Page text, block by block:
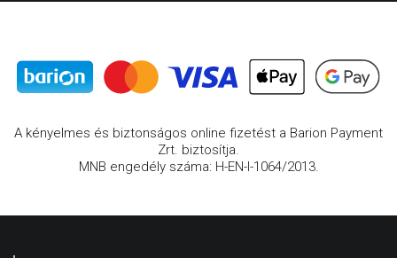
A kényelmes és biztonságos online fizetést a Barion Payment
Zrt. biztosítja.
MNB engedély száma: H-EN-I-1064/2013.